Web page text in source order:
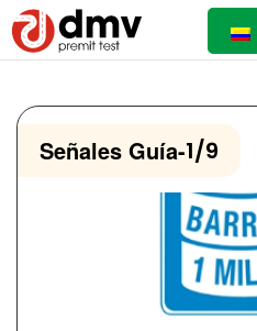
Señales Guía-1/9